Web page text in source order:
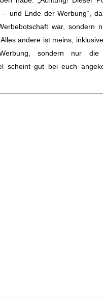
und Ende der Werbung“,
war, sondern
andere ist meins,
sondern nur
scheint gut bei euch